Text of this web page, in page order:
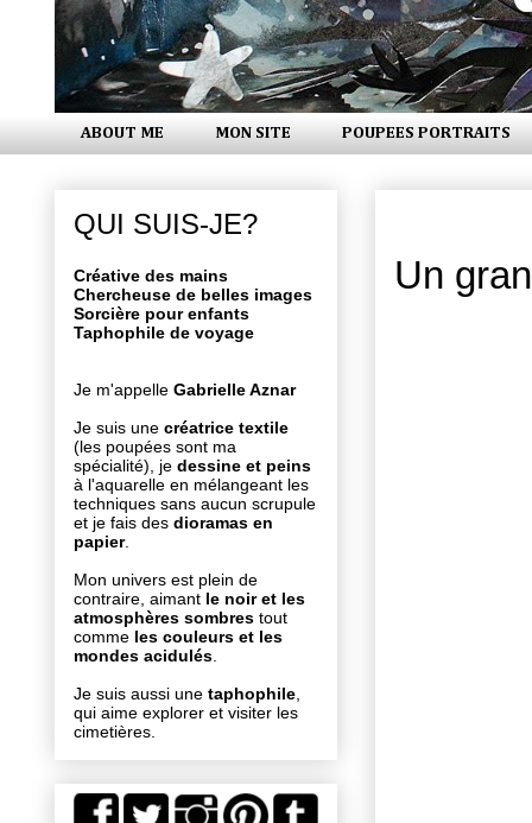
ABOUT ME MON SITE POUPEES PORTRAITS
Un
QUI SUIS-JE?
Créative des mains
Chercheuse de belles images
Sorcière pour enfants
Taphophile de voyage
Je m'appelle Gabrielle Aznar
Je suis une créatrice textile
(les poupées sont ma
spécialité), je dessine et peins
à l'aquarelle en mélangeant les
techniques sans aucun scrupule
et je fais des dioramas en
papier.
Mon univers est plein de
contraire, aimant le noir et les
atmosphères sombres tout
comme les couleurs et les
mondes acidulés
Je suis aussi une taphophile
qui aime explorer et visiter les
cimetières.